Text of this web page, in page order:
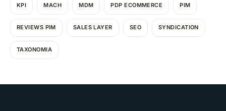
KPI MACH MDM PDP ECOMMERCE PIM
REVIEWS PIM SALES LAYER SEO SYNDICATION
TAXONOMIA